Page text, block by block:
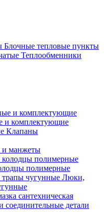
Блочные тепловые пункты
Теплообменники
и комплектующие
Клапаны
и манжеты
полимерные
Люки,
сантехническая